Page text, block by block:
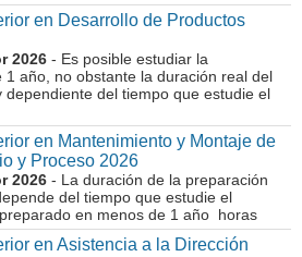
en Desarrollo de Productos
2026 - Es posible estudiar la
1 año, no obstante la duración real del
del tiempo que estudie el
en Mantenimiento y Montaje de
y Proceso 2026
2026 - La duración de la preparación
del tiempo que estudie el
en menos de 1 año horas
en Asistencia a la Dirección